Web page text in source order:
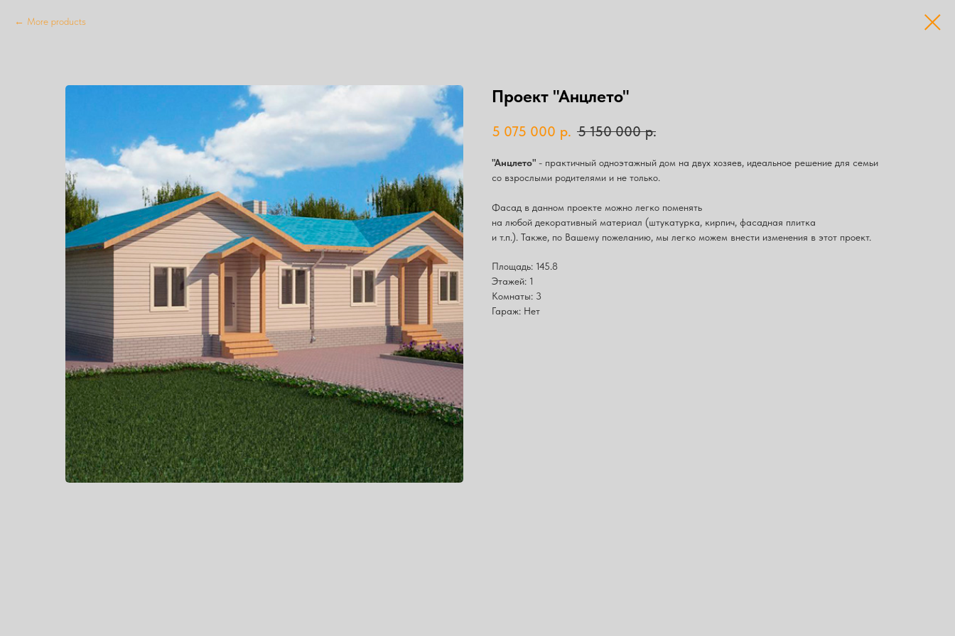
More products
Проект "Анцлето"
5 075 000 р. 5 150 000 р.
"Анцлето" - практичный одноэтажный дом на двух хозяев, идеальное решение для семьи
со взрослыми родителями и не только.
Фасад в данном проекте можно легко поменять
на любой декоративный материал (штукатурка, кирпич, фасадная плитка
и т.п.). Также, по Вашему пожеланию, мы легко можем внести изменения в этот проект.
Площадь: 145.8
Этажей: 1
Комнаты: 3
Гараж: Нет